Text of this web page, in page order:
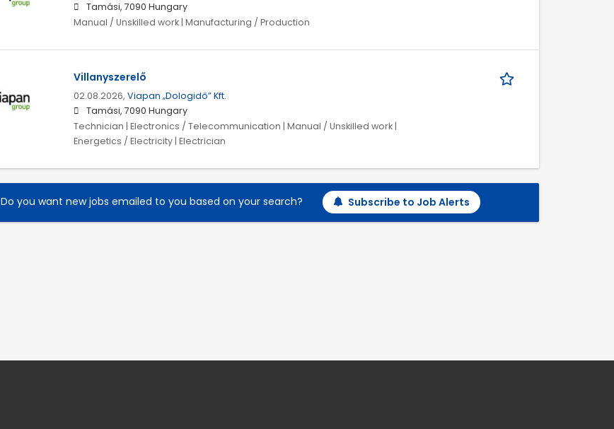
Tamási, 7090 Hungary
Manual / Unskilled work | Manufacturing / Production
Villanyszerelő
02.08.2026, Viapan „Dologidő” Kft.
Tamási, 7090 Hungary
Technician | Electronics / Telecommunication | Manual / Unskilled work |
Energetics / Electricity | Electrician
Do you want new jobs emailed to you based on your search? Subscribe to Job Alerts